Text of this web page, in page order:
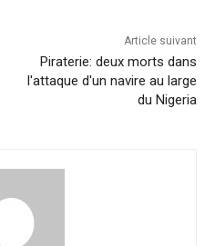
Article suivant
Piraterie: deux morts dans
l'attaque d'un navire au large
du Nigeria